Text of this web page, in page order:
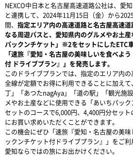
NEXCO中日本と名古屋高速道路公社は、愛
と連携して、2024年11月15日（金）から
間、 指定エリア内の高速道路と名古屋高速
なる周遊パスと、愛知県内のグルメやお土
パックンチケット」※2をセットにしたETC
「速旅『愛知・名古屋の美味しいを食べよ
付 ドライブプラン』」を発売します。
このドライブプランでは、指定のエリア内
全線が定額でお得に利用できることに加え
丁」「あつたnagAya」「道の駅」「観光施
メやお土産などに使用できる「あいちパッ
セットのコースで6,000円、4,400円分セッ
にお買い求めいただくことができます。
この機会にぜひ「速旅『愛知・名古屋の美
ックンチケット付ドライブプラン』」をご
愛知ならではの旅にお出かけください。